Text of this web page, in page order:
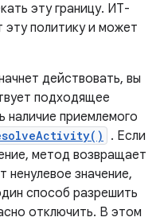
эту границу. ИТ-
эту политику и может
действовать, вы
подходящее
приемлемого
. Если
метод возвращает
значение,
способ разрешить
отключить. В этом